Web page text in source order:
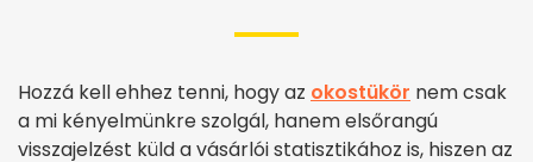
Hozzá kell ehhez tenni, hogy az okostükör nem csak
a mi kényelmünkre szolgál, hanem elsőrangú
visszajelzést küld a vásárlói statisztikához is, hiszen az